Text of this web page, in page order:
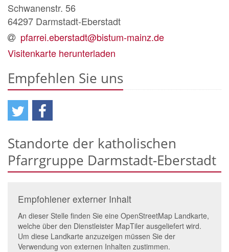
Schwanenstr. 56
64297 Darmstadt-Eberstadt
pfarrei.eberstadt@bistum-mainz.de
Visitenkarte herunterladen
Empfehlen Sie uns
Standorte der katholischen
Pfarrgruppe Darmstadt-Eberstadt
Empfohlener externer Inhalt
An dieser Stelle finden Sie eine OpenStreetMap Landkarte,
welche über den Dienstleister MapTiler ausgeliefert wird.
Um diese Landkarte anzuzeigen müssen Sie der
Verwendung von externen Inhalten zustimmen.